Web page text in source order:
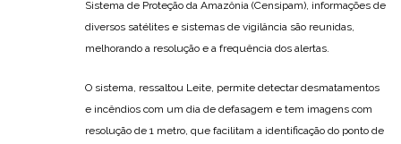
Sistema de Proteção da Amazônia (Censipam), informações de
diversos satélites e sistemas de vigilância são reunidas,
melhorando a resolução e a frequência dos alertas.
O sistema, ressaltou Leite, permite detectar desmatamentos
e incêndios com um dia de defasagem e tem imagens com
resolução de 1 metro, que facilitam a identificação do ponto de